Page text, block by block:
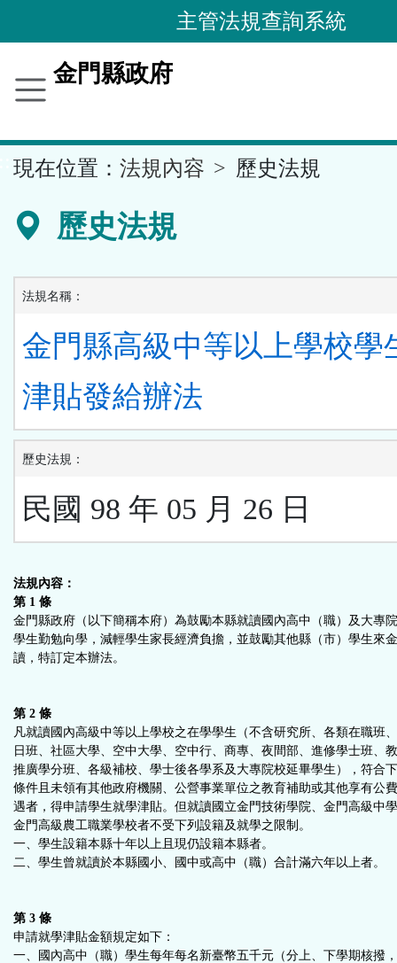
到
要
容
區
主管法規查詢系統
金門縣政府
現在位置： 法規內容 歷史法規
歷史法規
法規名稱：
金門縣高級中等以上學校學
津貼發給辦法
歷史法規：
民國 98 年 05 月 26 日
法規內容：
第 1 條
金門縣政府（以下簡稱本府）為鼓勵本縣就讀國內高中（職）及大專
學生勤勉向學，減輕學生家長經濟負擔，並鼓勵其他縣（市）學生來
讀，特訂定本辦法。
第 2 條
凡就讀國內高級中等以上學校之在學學生（不含研究所、各類在職班
日班、社區大學、空中大學、空中行、商專、夜間部、進修學士班、
推廣學分班、各級補校、學士後各學系及大專院校延畢學生），符合
條件且未領有其他政府機關、公營事業單位之教育補助或其他享有公
遇者，得申請學生就學津貼。但就讀國立金門技術學院、金門高級中
金門高級農工職業學校者不受下列設籍及就學之限制。
一、學生設籍本縣十年以上且現仍設籍本縣者。
二、學生曾就讀於本縣國小、國中或高中（職）合計滿六年以上者。
第 3 條
申請就學津貼金額規定如下：
一、國內高中（職）學生每年每名新臺幣五千元（分上、下學期核撥